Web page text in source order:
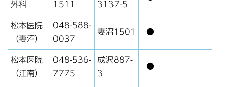
外科 1511 3137-5
松本医院
（妻沼）
048-588-
0037
妻沼1501 ●
松本医院
（江南）
048-536-
7775
成沢887-
3
●